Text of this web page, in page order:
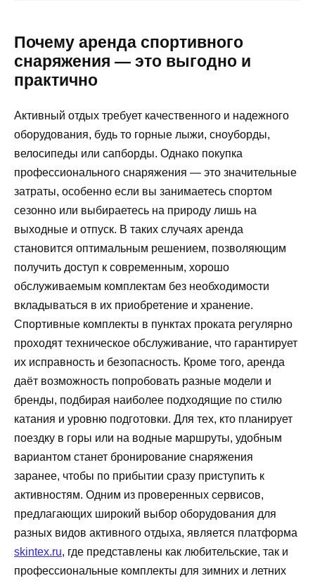
Почему аренда спортивного
снаряжения — это выгодно и
практично
Активный отдых требует качественного и надежного
оборудования, будь то горные лыжи, сноуборды,
велосипеды или сапборды. Однако покупка
профессионального снаряжения — это значительные
затраты, особенно если вы занимаетесь спортом
сезонно или выбираетесь на природу лишь на
выходные и отпуск. В таких случаях аренда
становится оптимальным решением, позволяющим
получить доступ к современным, хорошо
обслуживаемым комплектам без необходимости
вкладываться в их приобретение и хранение.
Спортивные комплекты в пунктах проката регулярно
проходят техническое обслуживание, что гарантирует
их исправность и безопасность. Кроме того, аренда
даёт возможность попробовать разные модели и
бренды, подбирая наиболее подходящие по стилю
катания и уровню подготовки. Для тех, кто планирует
поездку в горы или на водные маршруты, удобным
вариантом станет бронирование снаряжения
заранее, чтобы по прибытии сразу приступить к
активностям. Одним из проверенных сервисов,
предлагающих широкий выбор оборудования для
разных видов активного отдыха, является платформа
skintex.ru, где представлены как любительские, так и
профессиональные комплекты для зимних и летних